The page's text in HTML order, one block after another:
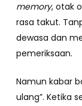
memory, otak
rasa takut.
dewasa dan
pemeriksaan.
Namun kabar
ulang”. Ketika